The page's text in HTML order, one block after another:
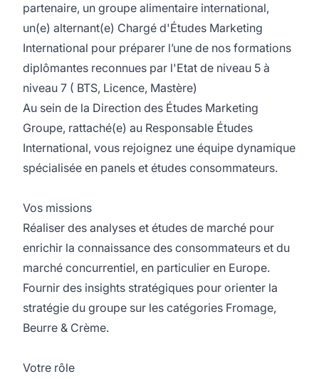
partenaire, un groupe alimentaire international,
un(e) alternant(e) Chargé d'Études Marketing
International pour préparer l’une de nos formations
diplômantes reconnues par l'Etat de niveau 5 à
niveau 7 ( BTS, Licence, Mastère)
Au sein de la Direction des Études Marketing
Groupe, rattaché(e) au Responsable Études
International, vous rejoignez une équipe dynamique
spécialisée en panels et études consommateurs.
Vos missions
Réaliser des analyses et études de marché pour
enrichir la connaissance des consommateurs et du
marché concurrentiel, en particulier en Europe.
Fournir des insights stratégiques pour orienter la
stratégie du groupe sur les catégories Fromage,
Beurre & Crème.
Votre rôle